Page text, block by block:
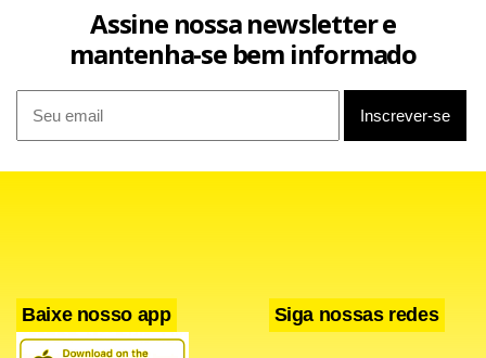
Facebook
WhatsApp
LinkedIn
Twitter
X Telegram
Share
Assine nossa newsletter e
mantenha-se bem informado
Baixe nosso app Siga nossas redes